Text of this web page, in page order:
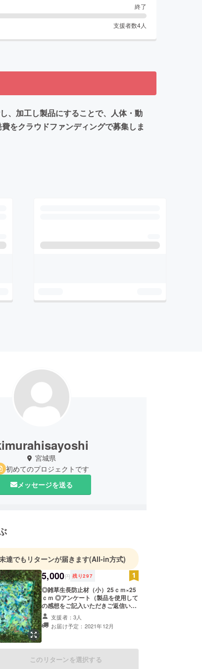
終了
支援者数4人
、加工し製品にすることで、人体・動
をクラウドファンディングで募集しま
宮城県
初めてのプロジェクトです
メッセージを送る
達でもリターンが届きます(All-in方式)
5,000円 残り297
◎雑草生長防止材（小）25ｃｍ×25
ｃｍ ◎アンケート（製品を使用して
の感想をご記入いただきご返信いた
だけると幸いです） ◎お礼のお手紙
上記３点をお送りさせていただきま
す。 また、雑草除去・生長防止材の
い。 ※備考欄にて雑草除去・生長防
支援者：3人
お届け予定：2021年12月
このリターンを選択する